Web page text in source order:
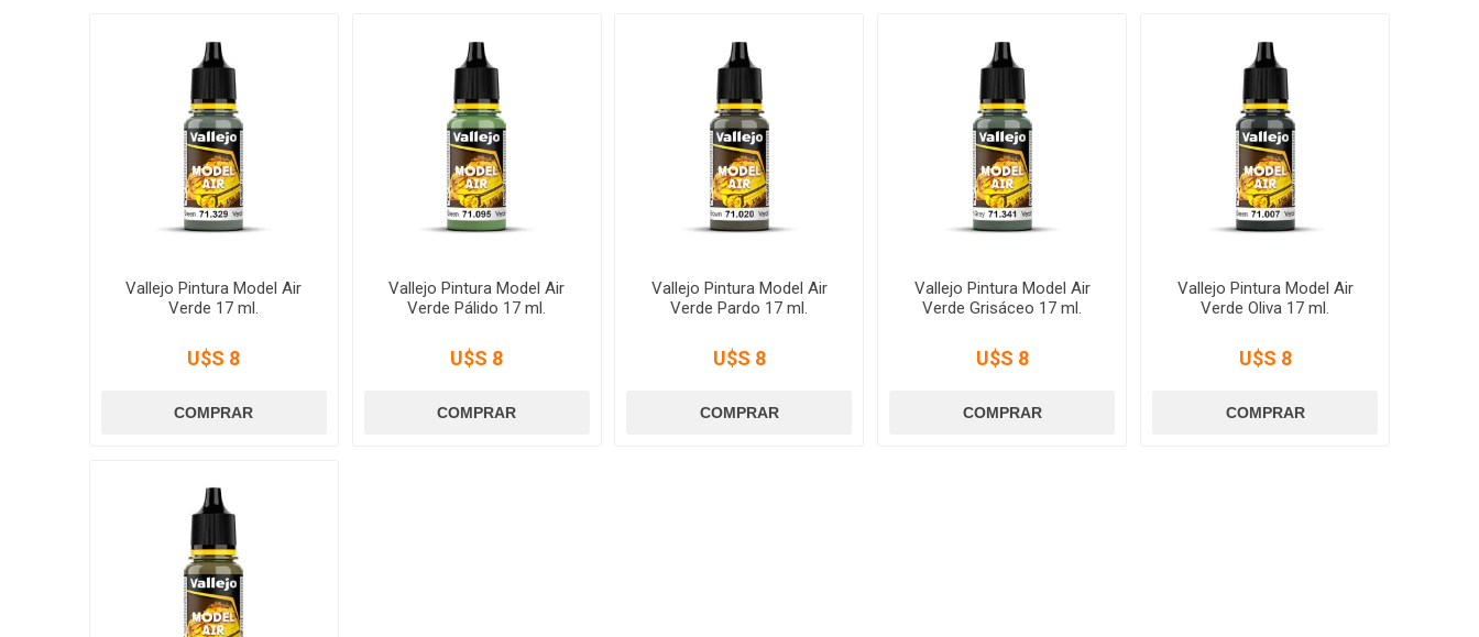
Vallejo Pintura Model Air
Verde 17 ml.
U$S 8
Vallejo Pintura Model Air
Verde Pálido 17 ml.
U$S 8
Vallejo Pintura Model Air
Verde Pardo 17 ml.
U$S 8
Vallejo Pintura Model Air
Verde Grisáceo 17 ml.
U$S 8
Vallejo Pintura Model Air
Verde Oliva 17 ml.
U$S 8